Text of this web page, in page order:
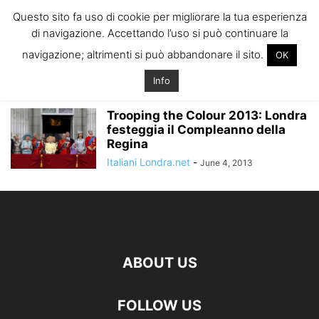
ITALIANI A
LONDRA
Il blog degli Italiani nella rebel city
Home Tags Regina compleanno londra
regina compleanno londra
Trooping the Colour 2013: Londra
festeggia il Compleanno della
Regina
Italiani Londra.net - June 4, 2013
ABOUT US
FOLLOW US
Questo sito fa uso di cookie per migliorare la tua esperienza
di navigazione. Accettando l’uso si può continuare la
navigazione; altrimenti si può abbandonare il sito.
OK
Info